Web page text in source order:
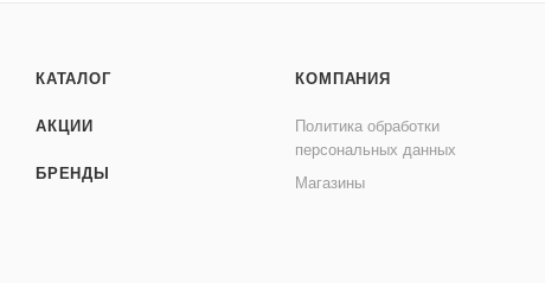
КАТАЛОГ
АКЦИИ
БРЕНДЫ
КОМПАНИЯ
Политика обработки
персональных данных
Магазины